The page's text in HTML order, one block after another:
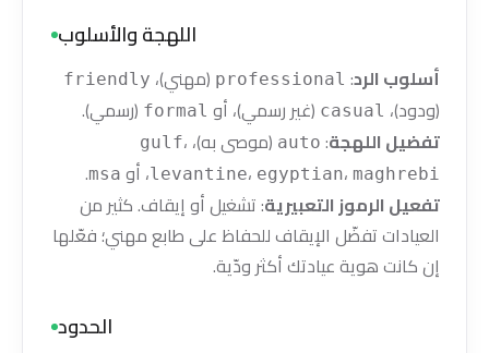
اللهجة والأسلوب
أسلوب الرد:
professional (مهني)، friendly
(ودود)، casual (غير رسمي)، أو formal (رسمي).
تفضيل اللهجة:
auto (موصى به)، gulf،
levantine، egyptian، maghrebi ، أو msa
.
تفعيل الرموز التعبيرية: تشغيل أو إيقاف. كثير من
العيادات تفضّل الإيقاف للحفاظ على طابع مهني؛ فعّلها
إن كانت هوية عيادتك أكثر ودّية.
الحدود